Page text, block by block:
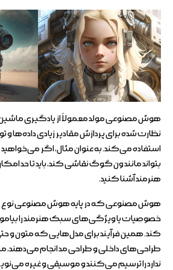
هوش مصنوعی مولد معمولاً از یادگیری ماشین
نظارت شده برای پردازش مقادیر زیادی داده‌ها
استفاده می‌کند. به عنوان مثال، اگر
بتواند مانند ون گوگ نقاشی کند، باید تا حد
هنرمند آشنا کنید.
هوش مصنوعی که در پایه هوش مصنوعی نوع
خصوصیات یا ویژگی‌های سبک هنرمند را
کند. همین فرآیند برای مدل‌هایی که متون و
طراحی‌های داخلی و طراحی مد انجام می‌دهند،
ندارد را ترسیم می‌کنند و موسیقی و غیره